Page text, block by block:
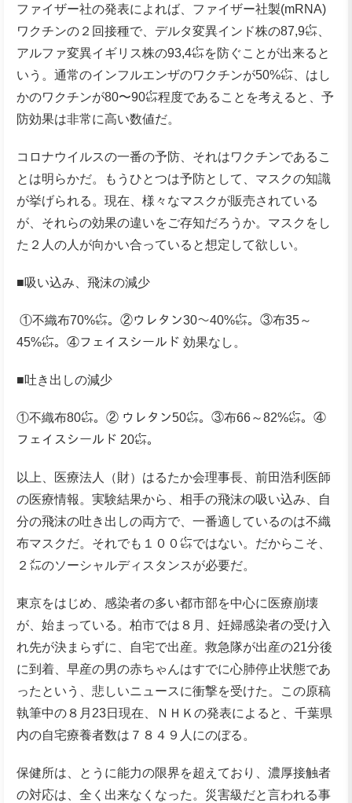
ファイザー社の発表によれば、ファイザー社製(mRNA)
ワクチンの２回接種で、デルタ変異インド株の87,9㌫、
アルファ変異イギリス株の93,4㌫を防ぐことが出来ると
いう。通常のインフルエンザのワクチンが50%㌫、はし
かのワクチンが80〜90㌫程度であることを考えると、予
防効果は非常に高い数値だ。
コロナウイルスの一番の予防、それはワクチンであるこ
とは明らかだ。もうひとつは予防として、マスクの知識
が挙げられる。現在、様々なマスクが販売されている
が、それらの効果の違いをご存知だろうか。マスクをし
た２人の人が向かい合っていると想定して欲しい。
■吸い込み、飛沫の減少
①不織布70%㌫。②ウレタン30～40%㌫。③布35～
45%㌫。④フェイスシールド 効果なし。
■吐き出しの減少
①不織布80㌫。② ウレタン50㌫。③布66～82%㌫。④
フェイスシールド 20㌫。
以上、医療法人（財）はるたか会理事長、前田浩利医師
の医療情報。実験結果から、相手の飛沫の吸い込み、自
分の飛沫の吐き出しの両方で、一番適しているのは不織
布マスクだ。それでも１００㌫ではない。だからこそ、
２㍍のソーシャルディスタンスが必要だ。
東京をはじめ、感染者の多い都市部を中心に医療崩壊
が、始まっている。柏市では８月、妊婦感染者の受け入
れ先が決まらずに、自宅で出産。救急隊が出産の21分後
に到着、早産の男の赤ちゃんはすでに心肺停止状態であ
ったという、悲しいニュースに衝撃を受けた。この原稿
執筆中の８月23日現在、ＮＨＫの発表によると、千葉県
内の自宅療養者数は７８４９人にのぼる。
保健所は、とうに能力の限界を超えており、濃厚接触者
の対応は、全く出来なくなった。災害級だと言われる事